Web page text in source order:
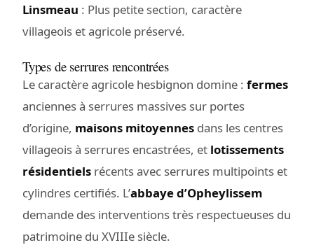
Linsmeau : Plus petite section, caractère
villageois et agricole préservé.
Types de serrures rencontrées
Le caractère agricole hesbignon domine : fermes
anciennes à serrures massives sur portes
d’origine, maisons mitoyennes dans les centres
villageois à serrures encastrées, et lotissements
résidentiels récents avec serrures multipoints et
cylindres certifiés. L’abbaye d’Opheylissem
demande des interventions très respectueuses du
patrimoine du XVIIIe siècle.